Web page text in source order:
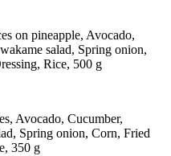
on pineapple, Avocado,
salad, Spring onion,
Rice, 500 g
Avocado, Cucumber,
Spring onion, Corn, Fried
350 g